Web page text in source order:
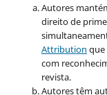
Autores
direito de
Attribution
com
revista.
Autores têm